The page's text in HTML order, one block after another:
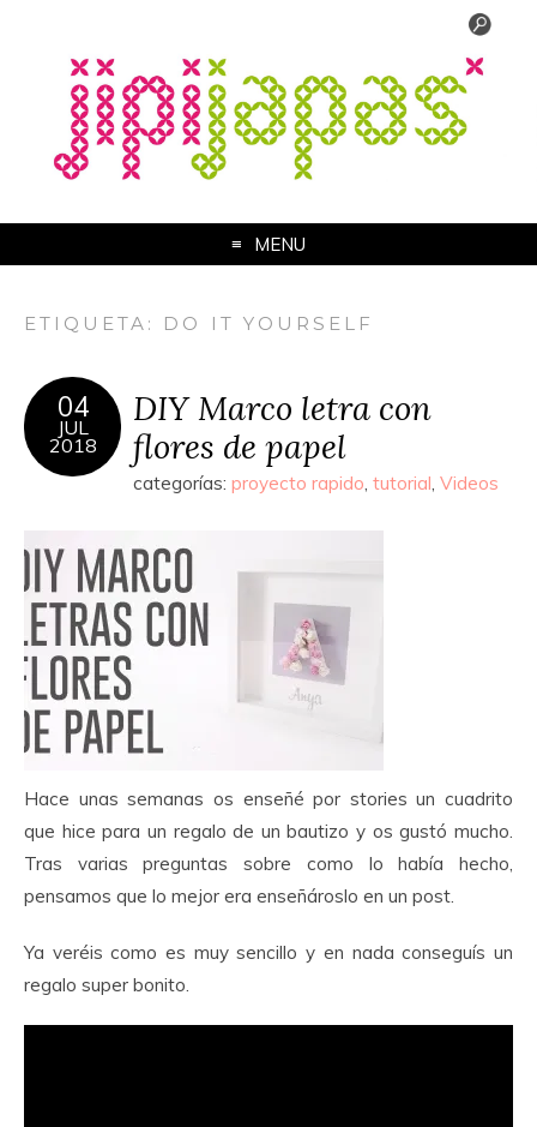
MENU
ETIQUETA: DO IT YOURSELF
04
JUL
2018
DIY Marco letra con
flores de papel
categorías: proyecto rapido, tutorial, Videos
Hace unas semanas os enseñé por stories un cuadrito
que hice para un regalo de un bautizo y os gustó mucho.
Tras varias preguntas sobre como lo había hecho,
pensamos que lo mejor era enseñároslo en un post.
Ya veréis como es muy sencillo y en nada conseguís un
regalo super bonito.